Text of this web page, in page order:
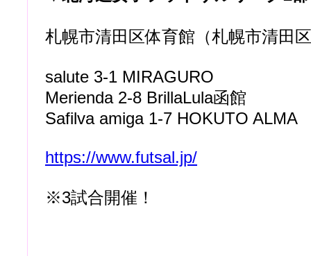
札幌市清田区体育館（札幌市清田
salute 3-1 MIRAGURO
Merienda 2-8 BrillaLula函館
Safilva amiga 1-7 HOKUTO ALMA
https://www.futsal.jp/
※3試合開催！